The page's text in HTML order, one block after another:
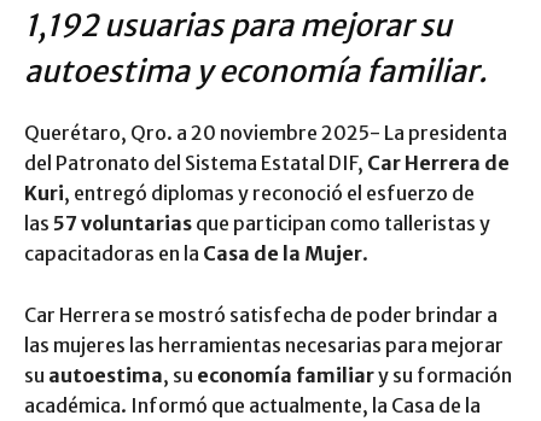
1,192 usuarias para mejorar su
autoestima y economía familiar.
Querétaro, Qro. a 20 noviembre 2025- La presidenta
del Patronato del Sistema Estatal DIF, Car Herrera de
Kuri, entregó diplomas y reconoció el esfuerzo de
las 57 voluntarias que participan como talleristas y
capacitadoras en la Casa de la Mujer.
Car Herrera se mostró satisfecha de poder brindar a
las mujeres las herramientas necesarias para mejorar
su autoestima, su economía familiary su formación
académica. Informó que actualmente, la Casa de la